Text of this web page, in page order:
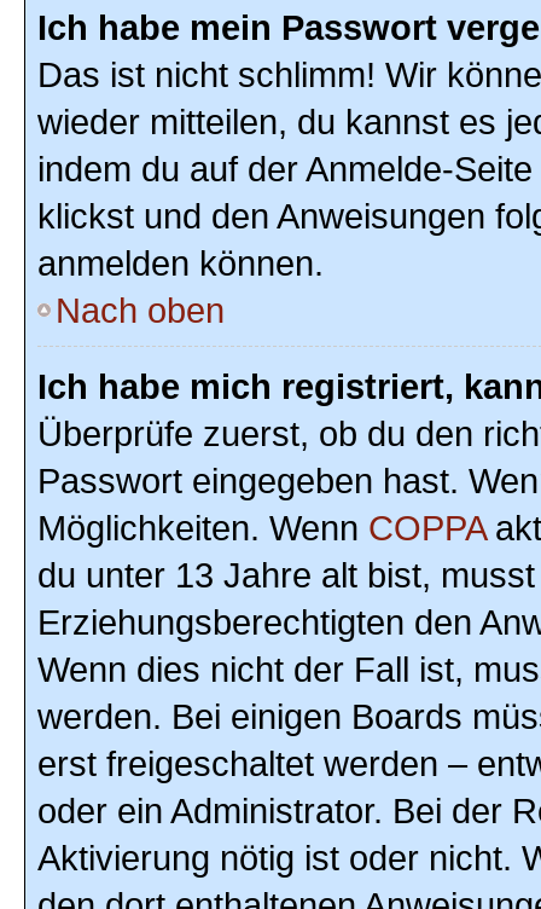
Ich habe mein Passwort
Das ist nicht schlimm! Wir
wieder mitteilen, du kannst es
indem du auf der Anmelde-
klickst und den Anweisungen
anmelden können.
Nach oben
Ich habe mich registriert,
Überprüfe zuerst, ob du den
Passwort eingegeben hast.
Möglichkeiten. Wenn COPPA
du unter 13 Jahre alt bist,
Erziehungsberechtigten den
Wenn dies nicht der Fall ist,
werden. Bei einigen Boards
erst freigeschaltet werden –
oder ein Administrator. Bei der
Aktivierung nötig ist oder nicht.